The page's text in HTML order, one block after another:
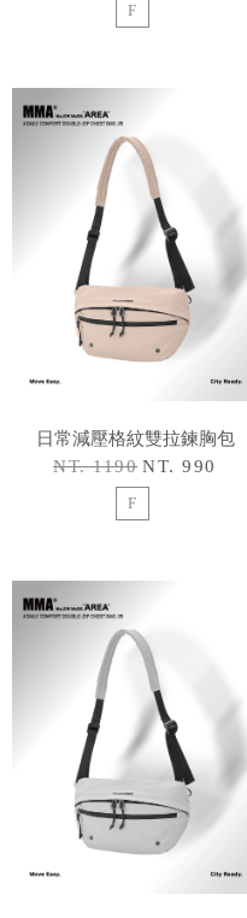
F
日常減壓格紋雙拉鍊胸包
NT. 1190 NT. 990
F